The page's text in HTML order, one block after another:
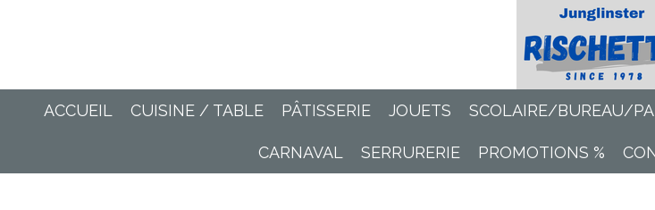
ACCUEIL CUISINE / TABLE PÂTISSERIE JOUETS SCOLAIRE/BUREAU/
CARNAVAL SERRURERIE PROMOTIONS %